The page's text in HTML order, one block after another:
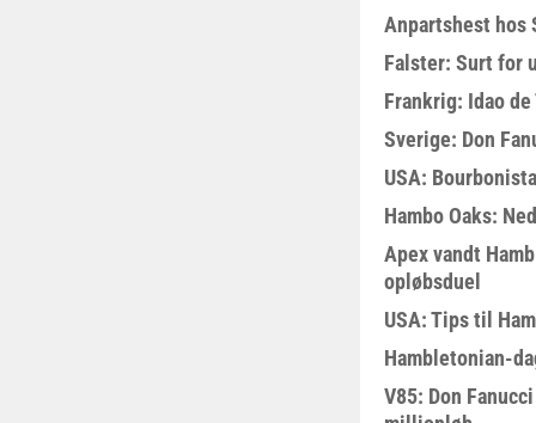
Anpartshest hos
Falster: Surt for
Frankrig: Idao
Sverige: Don
USA:
Hambo Oaks:
Apex vandt
opløbsduel
USA: Tips til
Hambletonian-
V85: Don